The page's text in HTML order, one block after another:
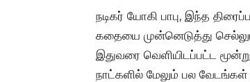
நடிகர் யோகி பாபு, இந்த
கதையை முன்னெடுத்து செல்லும்
இதுவரை வெளியிடப்பட்ட
நாட்களில் மேலும் பல